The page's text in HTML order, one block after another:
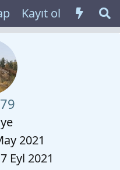
Kayıt ol
2021
7 Eyl 2021